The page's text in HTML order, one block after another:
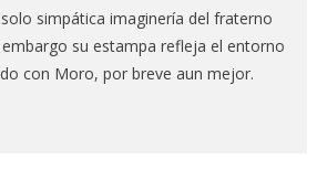
simpática imaginería del fraterno
embargo su estampa refleja el entorno
con Moro, por breve aun mejor.